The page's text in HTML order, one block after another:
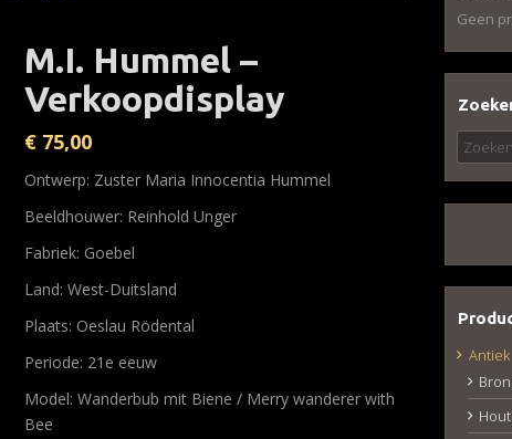
M.I. Hummel –
Verkoopdisplay
€75,00
Ontwerp: Zuster Maria Innocentia Hummel
Beeldhouwer: Reinhold Unger
Fabriek: Goebel
Land: West-Duitsland
Plaats: Oeslau Rödental
Periode: 21e eeuw
Model: Wanderbub mit Biene / Merry wanderer with
Bee
Geen
Zoeken
naar:
Antiek